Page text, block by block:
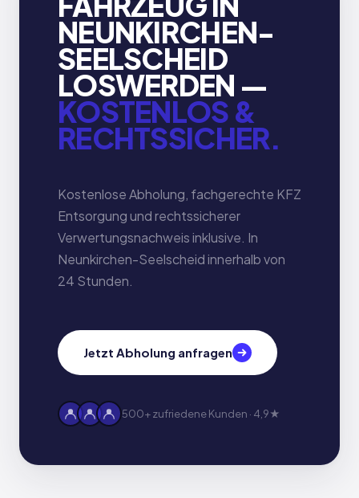
NEUNKIRCHEN-
SEELSCHEID
LOSWERDEN —
KOSTENLOS &
RECHTSSICHER.
Kostenlose Abholung, fachgerechte KFZ
Entsorgung und rechtssicherer
Verwertungsnachweis inklusive. In
Neunkirchen-Seelscheid innerhalb von
24 Stunden.
Jetzt Abholung anfragen
500+ zufriedene Kunden · 4,9★